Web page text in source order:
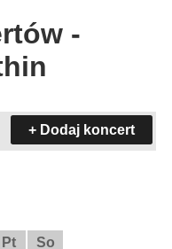
-
+ Dodaj koncert
Pt
So